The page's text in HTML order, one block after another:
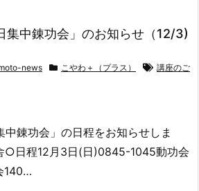
集中錬功会」のお知らせ（12/3)
news こやわ＋（プラス）
講座のご
錬功会」の日程をお知らせしま
○日程12月3日(日)0845-1045動功会
140…